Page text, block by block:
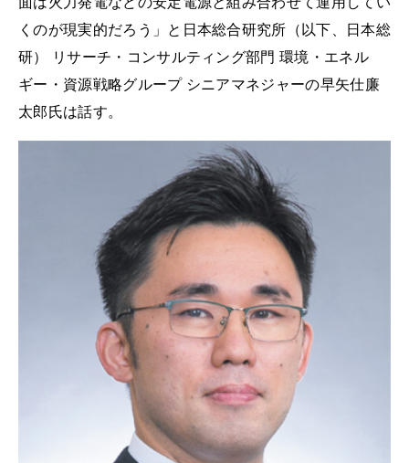
くのが現実的だろう」と日本総合研究所（以下、日本総
研） リサーチ・コンサルティング部門 環境・エネル
ギー・資源戦略グループ シニアマネジャーの早矢仕廉
太郎氏は話す。